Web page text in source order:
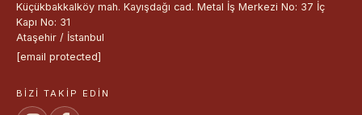
Küçükbakkalköy mah. Kayışdağı cad. Metal İş Merkezi No: 37 İç
Kapı No: 31
Ataşehir / İstanbul
[email protected]
BIZI TAKIP EDIN